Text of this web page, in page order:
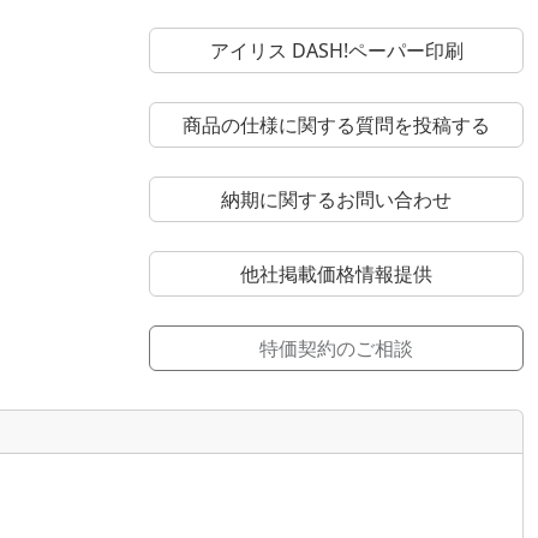
アイリス DASH!ペーパー印刷
商品の仕様に関する質問を投稿する
納期に関するお問い合わせ
他社掲載価格情報提供
特価契約のご相談